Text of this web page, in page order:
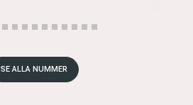
SE ALLA NUMMER